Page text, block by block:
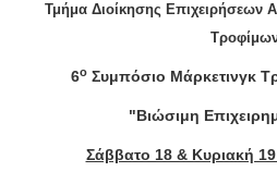
Τμήμα Διοίκησης Επιχειρήσεων
6ο Συμπόσιο Μάρκετινγκ
"Βιώσιμη
Σάββατο 18 & Κυριακή